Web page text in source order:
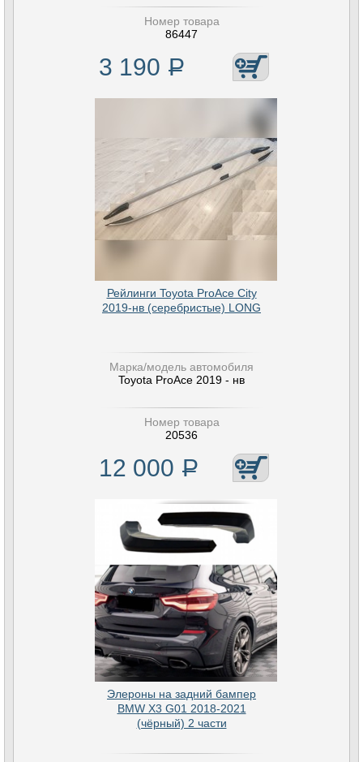
Номер товара
86447
3 190 Р
Рейлинги Toyota ProAce City
2019-нв (серебристые) LONG
Марка/модель автомобиля
Toyota ProAce 2019 - нв
Номер товара
20536
12 000 Р
Элероны на задний бампер
BMW X3 G01 2018-2021
(чёрный) 2 части